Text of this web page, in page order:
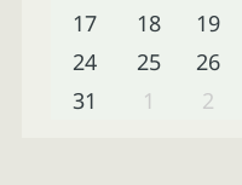
17
18 19
24
25 26
31
1 2